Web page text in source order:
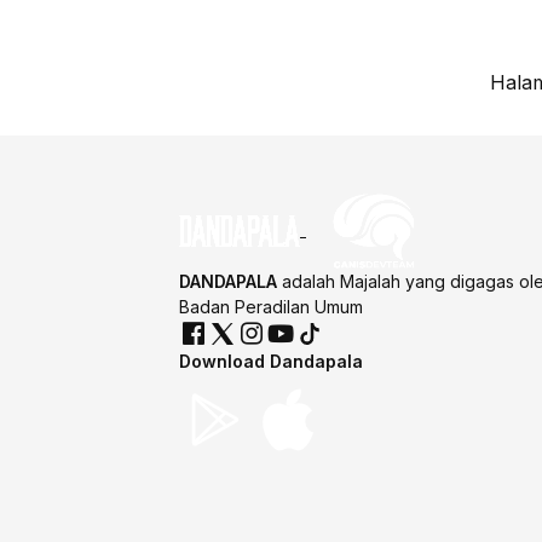
DANDAPALA adalah Majalah yang digagas
Badan Peradilan Umum
Download Dandapala